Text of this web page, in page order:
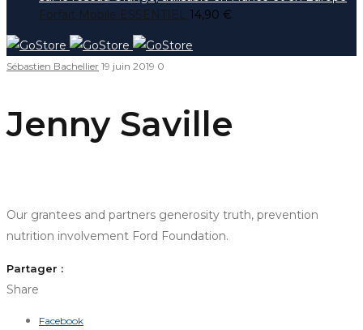
Forfait Mobile ESSENTIEL 14,90 €
Sébastien Bachellier 19 juin 2019 0
Jenny Saville
Our grantees and partners generosity truth, prevention
nutrition involvement Ford Foundation.
Partager :
Share
Facebook